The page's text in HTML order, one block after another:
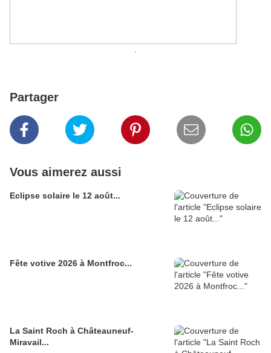
Partager
Vous aimerez aussi
Eclipse solaire le 12 août...
Fête votive 2026 à Montfroc...
La Saint Roch à Châteauneuf-
Miravail...